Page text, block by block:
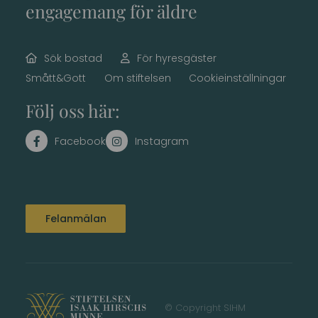
engagemang för äldre
Sök bostad
För hyresgäster
Smått&Gott
Om stiftelsen Cookieinställningar
Följ oss här:
Felanmälan
© Copyright SIHM